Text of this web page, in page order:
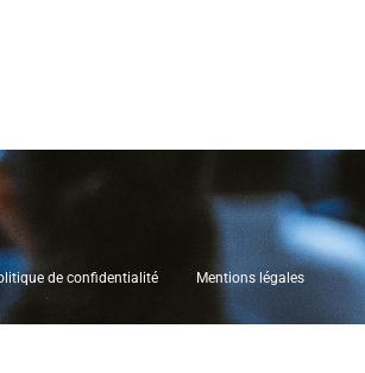
de confidentialité Mentions légales